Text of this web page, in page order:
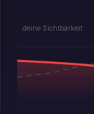
deine Sichtbarkeit